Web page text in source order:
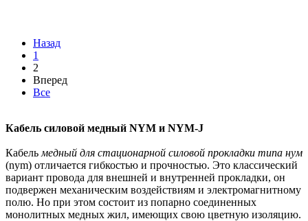
Назад
1
2
Вперед
Все
Кабель силовой медный NYM и NYM-J
Кабель медный для стационарной силовой прокладки типа нум
(nym) отличается гибкостью и прочностью. Это классический
вариант провода для внешней и внутренней прокладки, он
подвержен механическим воздействиям и электромагнитному
полю. Но при этом состоит из попарно соединенных
монолитных медных жил, имеющих свою цветную изоляцию.